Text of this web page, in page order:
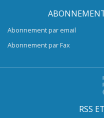
Abonnement par email
Abonnement par Fax
RSS